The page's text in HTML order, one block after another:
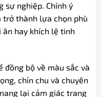
sự nghiệp. Chính ý
trở thành lựa chọn phù
ân hay khích lệ tinh
đồng bộ về màu sắc và
chỉn chu và chuyên
lại cảm giác trang